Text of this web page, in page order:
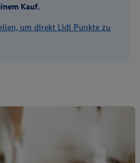
Kauf.
um direkt Lidl Punkte zu